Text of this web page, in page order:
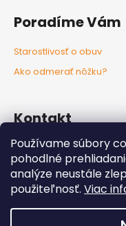
Používame súbory
pohodlné
analýze neustále
použiteľnosť. Viac
Poradíme Vám
Starostlivosť o obuv
Ako odmerať nôžku?
Kontakt
info@
+421907383063
Nozkaobujsa.sk
Nozkaobujsa